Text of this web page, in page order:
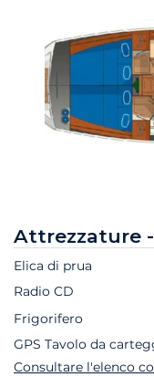
Attrezzature -
Elica di prua
Radio CD
Frigorifero
GPS Tavolo da
Consultare l'elenco